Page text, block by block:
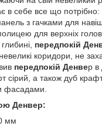
в себе все що потрібно:
з гачками для
для верхніх
передпокій
коридори, не
передпокій Денвер в
сірий, а також дуб
фасадами.
Денвер:
мм